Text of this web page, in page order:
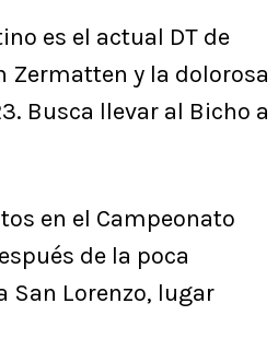
es el actual DT de
y la dolorosa
Busca llevar al Bicho a
en el Campeonato
de la poca
San Lorenzo, lugar